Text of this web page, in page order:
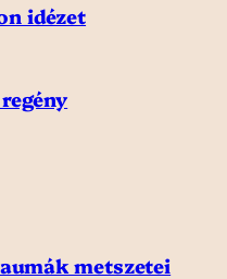
idézet
metszetei